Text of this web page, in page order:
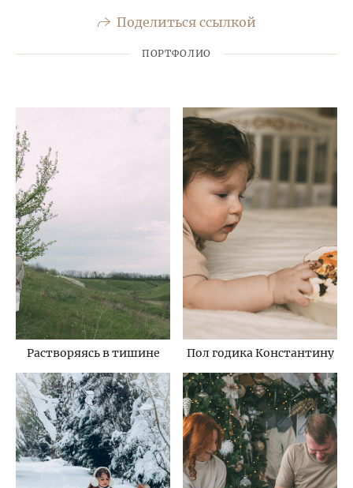
Поделиться ссылкой
ПОРТФОЛИО
Растворяясь в тишине Пол годика Константину